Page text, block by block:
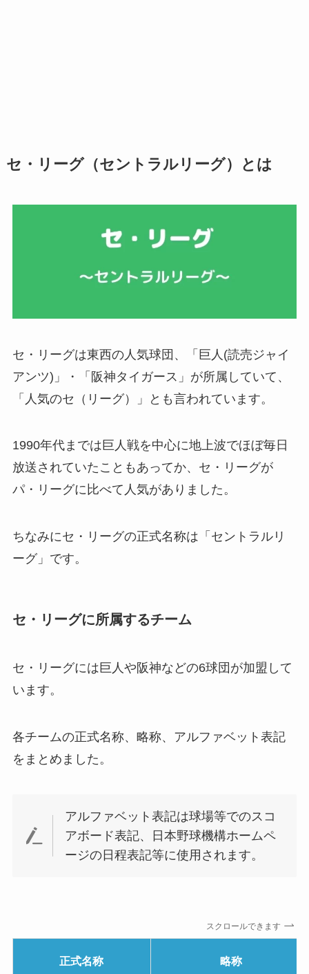
セ・リーグ（セントラルリーグ）とは
セ・リーグは東西の人気球団、「巨人(読売ジャイ
アンツ)」・「阪神タイガース」が所属していて、
「人気のセ（リーグ）」とも言われています。
1990年代までは巨人戦を中心に地上波でほぼ毎日
放送されていたこともあってか、セ・リーグが
パ・リーグに比べて人気がありました。
ちなみにセ・リーグの正式名称は「セントラルリ
ーグ」です。
セ・リーグに所属するチーム
セ・リーグには巨人や阪神などの6球団が加盟して
います。
各チームの正式名称、略称、アルファベット表記
をまとめました。
アルファベット表記は球場等でのスコ
アボード表記、日本野球機構ホームペ
ージの日程表記等に使用されます。
スクロールできます
正式名称 略称